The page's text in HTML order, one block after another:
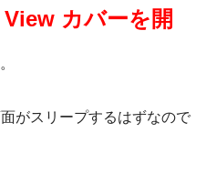
カバーを開
がスリープするはずなので